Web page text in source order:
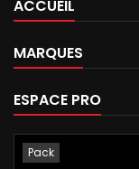
ACCUEIL
MARQUES
ESPACE PRO
Pack